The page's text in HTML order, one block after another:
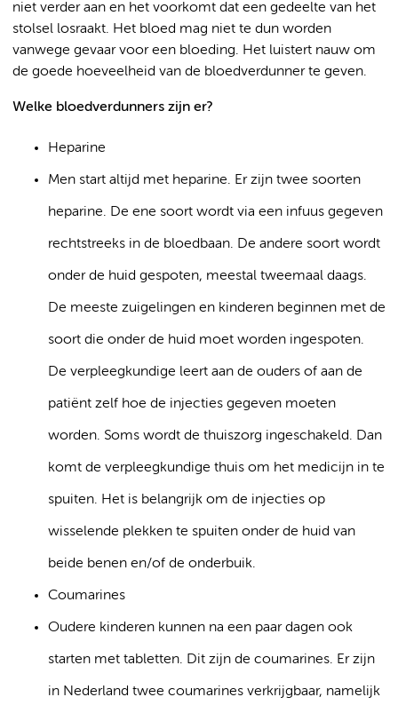
niet verder aan en het voorkomt dat een gedeelte van het
stolsel losraakt. Het bloed mag niet te dun worden
vanwege gevaar voor een bloeding. Het luistert nauw om
de goede hoeveelheid van de bloedverdunner te geven.
Welke bloedverdunners zijn er?
Heparine
Men start altijd met heparine. Er zijn twee soorten
heparine. De ene soort wordt via een infuus gegeven
rechtstreeks in de bloedbaan. De andere soort wordt
onder de huid gespoten, meestal tweemaal daags.
De meeste zuigelingen en kinderen beginnen met de
soort die onder de huid moet worden ingespoten.
De verpleegkundige leert aan de ouders of aan de
patiënt zelf hoe de injecties gegeven moeten
worden. Soms wordt de thuiszorg ingeschakeld. Dan
komt de verpleegkundige thuis om het medicijn in te
spuiten. Het is belangrijk om de injecties op
wisselende plekken te spuiten onder de huid van
beide benen en/of de onderbuik.
Coumarines
Oudere kinderen kunnen na een paar dagen ook
starten met tabletten. Dit zijn de coumarines. Er zijn
in Nederland twee coumarines verkrijgbaar, namelijk